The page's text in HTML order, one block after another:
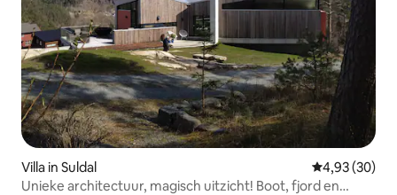
Villa in Suldal Gemiddelde
4,93 (30)
Unieke architectuur, magisch uitzicht! Boot, fjord en